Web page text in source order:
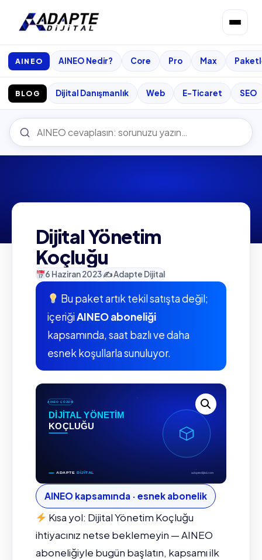
AINEO AINEO Nedir? Core Pro Max
BLOG Dijital Danışmanlık Web E-Ticaret SEO
Dijital Yönetim
Koçluğu
6 Haziran 2023✍️ Adapte Dijital
Bu paket artık tekil satışta değil;
içeriğiAINEO aboneliği
kapsamında, saat bazlı ve daha
esnek koşullarla sunuluyor.
AINEO kapsamında · esnek abonelik
Kısa yol: Dijital Yönetim Koçluğu
ihtiyacınız netse beklemeyin — AINEO
aboneliğiyle bugün başlatın, kapsamı ilk